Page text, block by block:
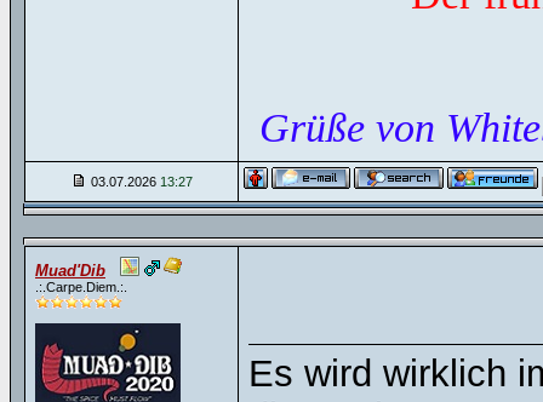
Grüße von
03.07.2026 13:27
Muad'Dib
.:.Carpe.Diem.:.
Es wird wirklich